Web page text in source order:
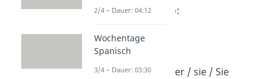
Personalpronomen so:
yo— ich
tú— du
él/ella/usted
— er / sie / Sie
2/4 – Dauer: 04:12
Wochentage
Spanisch
3/4 – Dauer: 03:30